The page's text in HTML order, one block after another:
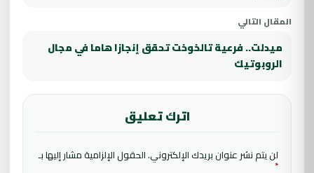
المقال التالي
ميدلت.. فرعية تالخوخت تحقق إنجازا هاما في مجال
الروبوتيك
اترك تعليق
لن يتم نشر عنوان بريدك الإلكتروني.الحقول الإلزامية مشار إليها بـ
*